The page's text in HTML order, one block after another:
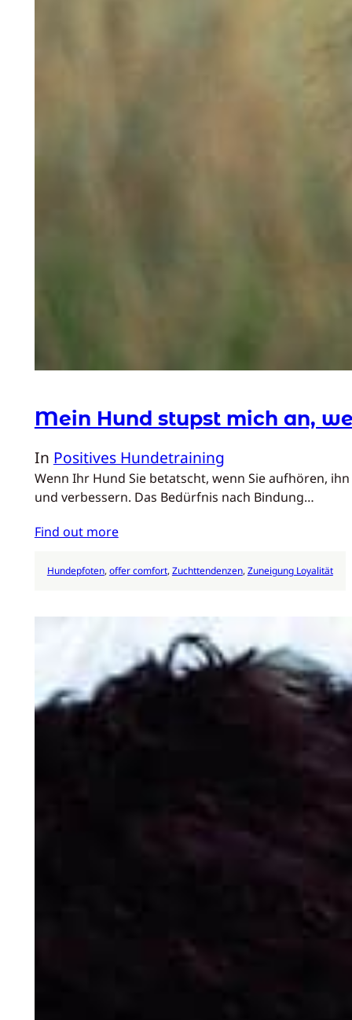
Mein Hund stupst mich an,
In Positives Hundetraining
Wenn Ihr Hund Sie betatscht, wenn Sie aufhören,
und verbessern. Das Bedürfnis nach Bindung…
Find out more
Hundepfoten, offer comfort, Zuchttendenzen, Zuneigung Loyalität